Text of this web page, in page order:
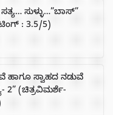
ಸುಳ್ಳು…”ಬಾಸ್”
: 3.5/5)
ಹಾಗೂ ಸ್ವಾಹದ ನಡುವೆ
2” (ಚಿತ್ರವಿಮರ್ಶೆ-